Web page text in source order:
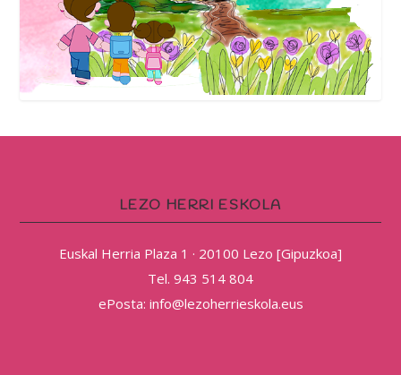
LEZO HERRI ESKOLA
Euskal Herria Plaza 1 · 20100 Lezo [Gipuzkoa]
Tel. 943 514 804
ePosta: info@lezoherrieskola.eus